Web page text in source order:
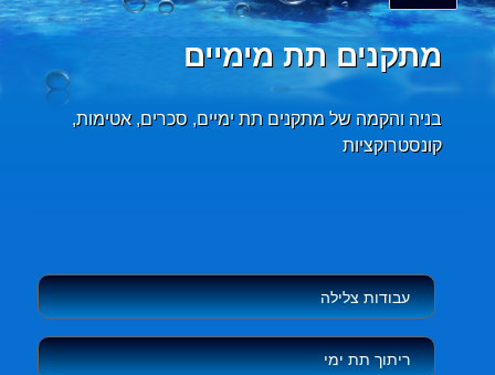
מתקנים תת מימיים
בניה והקמה של מתקנים תת ימיים, סכרים, אטימות,
קונסטרוקציות
עבודות צלילה
ריתוך תת ימי